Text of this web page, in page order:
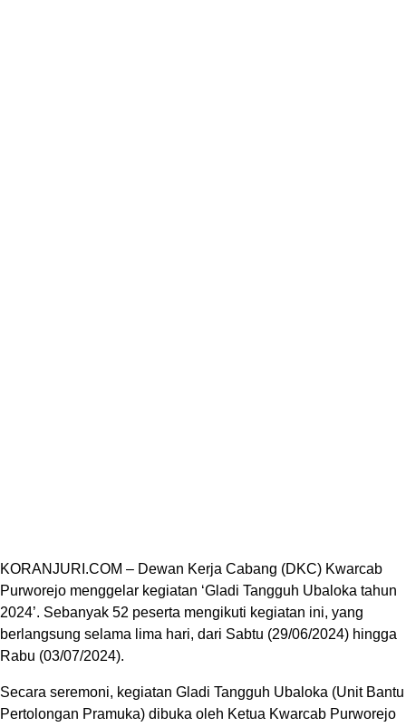
KORANJURI.COM – Dewan Kerja Cabang (DKC) Kwarcab
Purworejo menggelar kegiatan ‘Gladi Tangguh Ubaloka tahun
2024’. Sebanyak 52 peserta mengikuti kegiatan ini, yang
berlangsung selama lima hari, dari Sabtu (29/06/2024) hingga
Rabu (03/07/2024).
Secara seremoni, kegiatan Gladi Tangguh Ubaloka (Unit Bantu
Pertolongan Pramuka) dibuka oleh Ketua Kwarcab Purworejo